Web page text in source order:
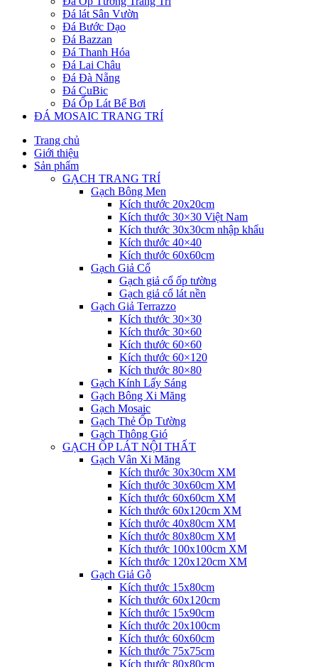
Đá lát Sân Vườn
Đá Bước Dạo
Đá Bazzan
Đá Thanh Hóa
Đá Lai Châu
Đá Đà Nẵng
Đá CuBic
Đá Ốp Lát Bể Bơi
ĐÁ MOSAIC TRANG TRÍ
Trang chủ
Giới thiệu
Sản phẩm
GẠCH TRANG TRÍ
Gạch Bông Men
Kích thước 20x20cm
Kích thước 30×30 Việt Nam
Kích thước 30x30cm nhập khẩu
Kích thước 40×40
Kích thước 60x60cm
Gạch Giả Cổ
Gạch giả cổ ốp tường
Gạch giả cổ lát nền
Gạch Giả Terrazzo
Kích thước 30×30
Kích thước 30×60
Kích thước 60×60
Kích thước 60×120
Kích thước 80×80
Gạch Kính Lấy Sáng
Gạch Bông Xi Măng
Gạch Mosaic
Gạch Thẻ Ốp Tường
Gạch Thông Gió
GẠCH ỐP LÁT NỘI THẤT
Gạch Vân Xi Măng
Kích thước 30x30cm XM
Kích thước 30x60cm XM
Kích thước 60x60cm XM
Kích thước 60x120cm XM
Kích thước 40x80cm XM
Kích thước 80x80cm XM
Kích thước 100x100cm XM
Kích thước 120x120cm XM
Gạch Giả Gỗ
Kích thước 15x80cm
Kích thước 60x120cm
Kích thước 15x90cm
Kích thước 20x100cm
Kích thước 60x60cm
Kích thước 75x75cm
Kích thước 80x80cm